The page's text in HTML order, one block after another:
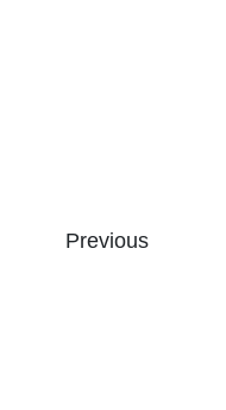
Previous